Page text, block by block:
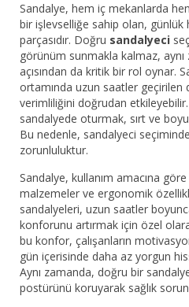
Sandalye, hem iç mekanlarda
bir işlevselliğe sahip olan, günlük
parçasıdır. Doğru sandalyeci
görünüm sunmakla kalmaz,
açısından da kritik bir rol oynar.
ortamında uzun saatler geçirilen
verimliliğini doğrudan
sandalyede oturmak, sırt ve
Bu nedenle, sandalyeci
zorunluluktur.
Sandalye, kullanım amacına
malzemeler ve ergonomik
sandalyeleri, uzun saatler
konforunu artırmak için özel
bu konfor, çalışanların
gün içerisinde daha az yorgun
Aynı zamanda, doğru bir
postürünü koruyarak sağlık